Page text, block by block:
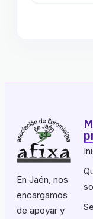
En Jaén, nos
encargamos
de apoyar y